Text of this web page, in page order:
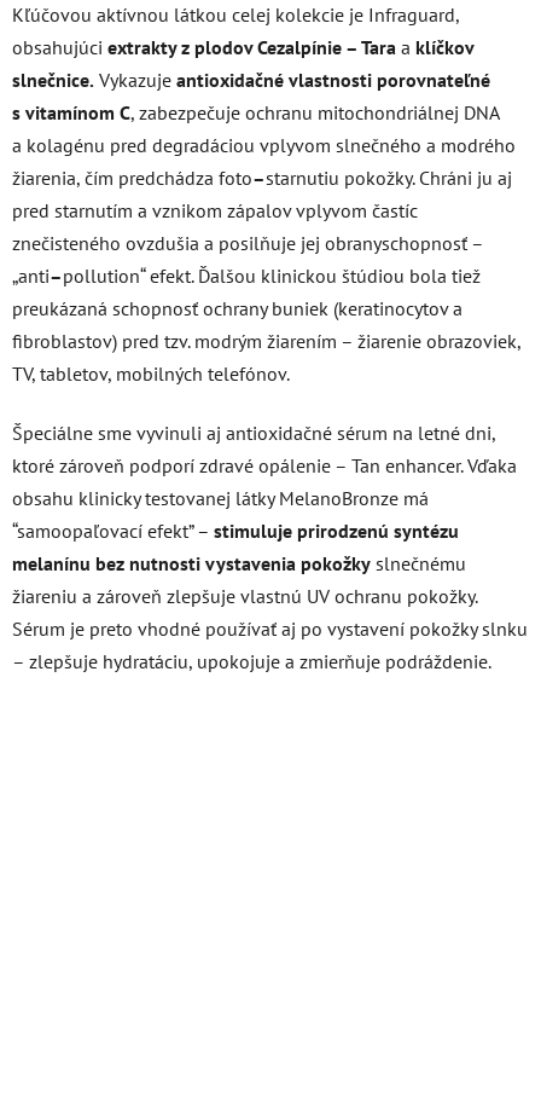
Kľúčovou aktívnou látkou celej kolekcie je Infraguard,
obsahujúci extrakty z plodov Cezalpínie – Tara a klíčkov
slnečnice. Vykazuje antioxidačné vlastnosti porovnateľné
s vitamínom C, zabezpečuje ochranu mitochondriálnej DNA
a kolagénu pred degradáciou vplyvom slnečného a modrého
žiarenia, čím predchádza foto–starnutiu pokožky. Chráni ju aj
pred starnutím a vznikom zápalov vplyvom častíc
znečisteného ovzdušia a posilňuje jej obranyschopnosť –
„anti–pollution“ efekt. Ďalšou klinickou štúdiou bola tiež
preukázaná schopnosť ochrany buniek (keratinocytov a
fibroblastov) pred tzv. modrým žiarením – žiarenie obrazoviek,
TV, tabletov, mobilných telefónov.
Špeciálne sme vyvinuli aj antioxidačné sérum na letné dni,
ktoré zároveň podporí zdravé opálenie – Tan enhancer. Vďaka
obsahu klinicky testovanej látky MelanoBronze má
“samoopaľovací efekt” – stimuluje prirodzenú syntézu
melanínu bez nutnosti vystavenia pokožky slnečnému
žiareniu a zároveň zlepšuje vlastnú UV ochranu pokožky.
Sérum je preto vhodné používať aj po vystavení pokožky slnku
– zlepšuje hydratáciu, upokojuje a zmierňuje podráždenie.